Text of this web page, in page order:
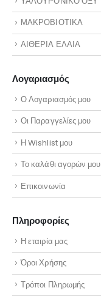
ΜΑΚΡΟΒΙΟΤΙΚΑ
ΑΙΘΕΡΙΑ ΕΛΑΙΑ
Λογαριασμός
Ο Λογαριασμός μου
Οι Παραγγελίες μου
Η Wishlist μου
Το καλάθι αγορών μου
Επικοινωνία
Πληροφορίες
Η εταιρία μας
Όροι Χρήσης
Τρόποι Πληρωμής